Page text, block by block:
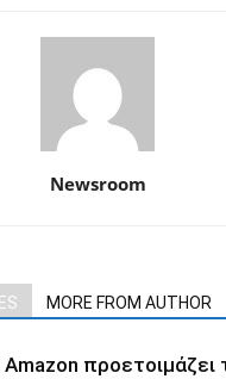
Newsroom
MORE FROM AUTHOR
προετοιμάζει